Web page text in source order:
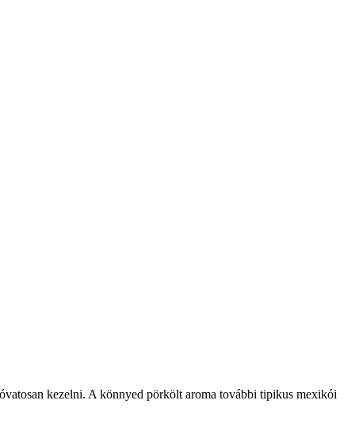
kezelni. A könnyed pörkölt aroma további tipikus mexikói